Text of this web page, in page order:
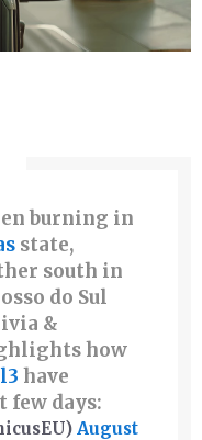
burning in
state,
south in
do Sul
&
how
have
few days:
August